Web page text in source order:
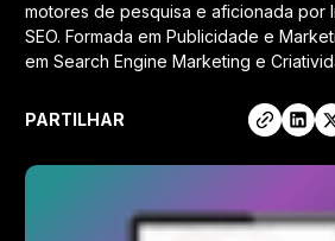
PARTILHAR
motores de pesquisa e aficionada por
SEO. Formada em Publicidade e
em Search Engine Marketing e